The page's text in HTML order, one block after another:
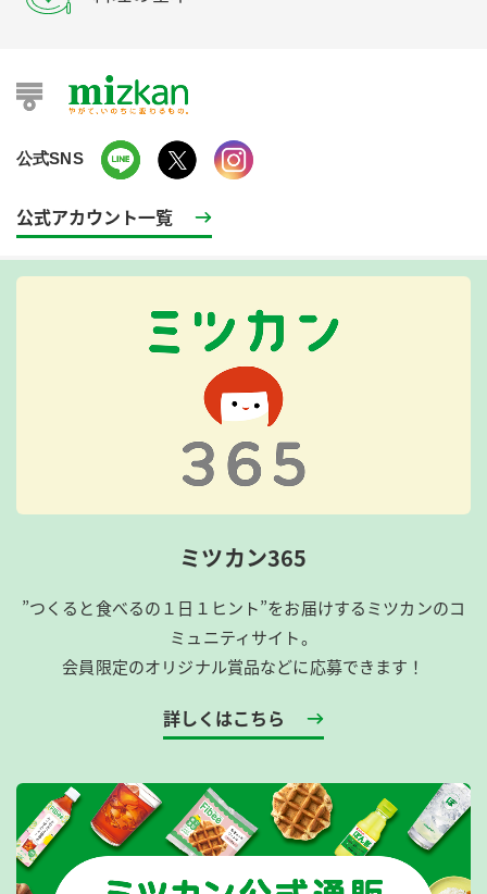
公式SNS
公式アカウント一覧
ミツカン365
”つくると食べるの１日１ヒント”をお届けするミツカンのコ
ミュニティサイト。
会員限定のオリジナル賞品などに応募できます！
詳しくはこちら